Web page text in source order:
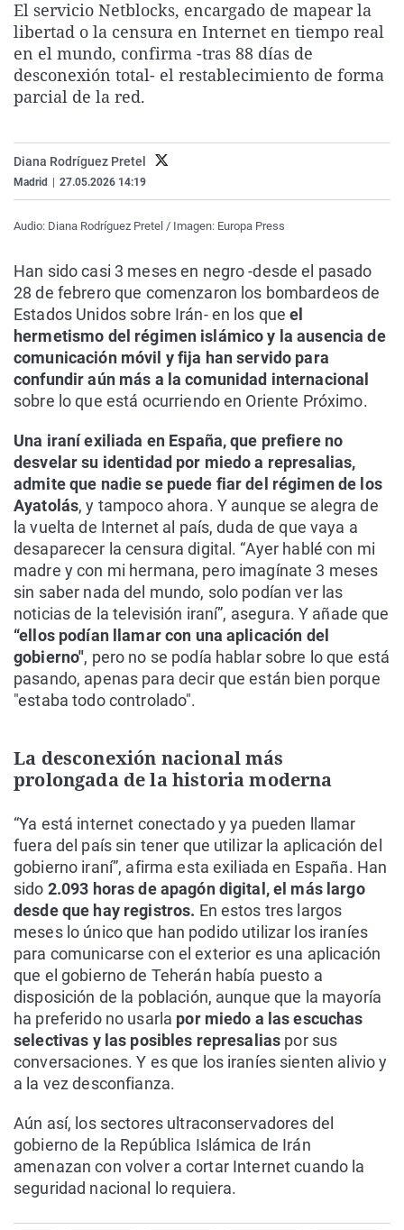
La rosa de los vientos
Gente viajera
Como el perro y el
Caso
Retornados
Equipo de
Extremadura
Galicia
La Rioja
País Vasco
Virales
Televisión
Elecciones
El servicio Netblocks, encargado de mapear la
libertad o la censura en Internet en tiempo real
en el mundo, confirma -tras 88 días de
desconexión total- el restablecimiento de forma
parcial de la red.
Diana Rodríguez Pretel
Madrid 27.05.2026 14:19
Audio: Diana Rodríguez Pretel / Imagen: Europa Press
Han sido casi 3 meses en negro -desde el pasado
28 de febrero que comenzaron los bombardeos de
Estados Unidos sobre Irán- en los queel
hermetismo del régimen islámico y la ausencia de
comunicación móvil y fija han servido para
confundir aún más a la comunidad internacional
sobre lo que está ocurriendo en Oriente Próximo.
Una iraní exiliada en España, que prefiere no
desvelar su identidad por miedo a represalias,
admite que nadie se puede fiar del régimen de los
Ayatolás, y tampoco ahora. Y aunque se alegra de
la vuelta de Internet al país, duda de que vaya a
desaparecer la censura digital. “Ayer hablé con mi
madre y con mi hermana, pero imagínate 3 meses
sin saber nada del mundo, solo podían ver las
noticias de la televisión iraní”, asegura. Y añade que
“ellos podían llamar con una aplicación del
gobierno", pero no se podía hablar sobre lo que está
pasando, apenas para decir que están bien porque
"estaba todo controlado".
La desconexión nacional más
prolongada de la historia moderna
“Ya está internet conectado y ya pueden llamar
fuera del país sin tener que utilizar la aplicación del
gobierno iraní”, afirma esta exiliada en España. Han
sido 2.093 horas de apagón digital, el más largo
desde que hay registros. En estos tres largos
meses lo único que han podido utilizar los iraníes
para comunicarse con el exterior es una aplicación
que el gobierno de Teherán había puesto a
disposición de la población, aunque que la mayoría
ha preferido no usarla por miedo a las escuchas
selectivas y las posibles represalias por sus
conversaciones. Y es que los iraníes sienten alivio y
a la vez desconfianza.
Aún así, los sectores ultraconservadores del
gobierno de la República Islámica de Irán
amenazan con volver a cortar Internet cuando la
seguridad nacional lo requiera.